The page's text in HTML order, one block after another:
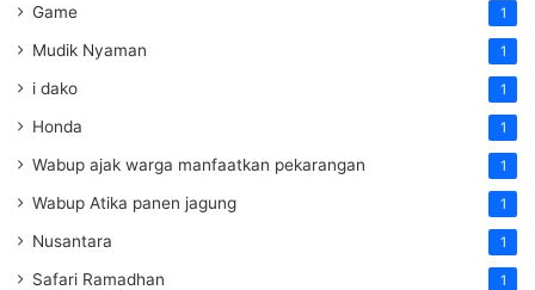
Game 1
Mudik Nyaman 1
i dako 1
Honda 1
Wabup ajak warga manfaatkan pekarangan 1
Wabup Atika panen jagung 1
Nusantara 1
Safari Ramadhan 1